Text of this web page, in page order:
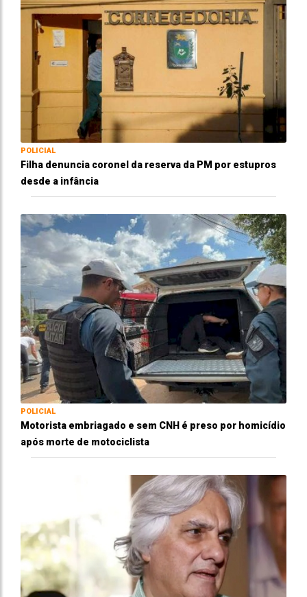
POLICIAL
Filha denuncia coronel da reserva da PM por estupros
desde a infância
POLICIAL
Motorista embriagado e sem CNH é preso por homicídio
após morte de motociclista